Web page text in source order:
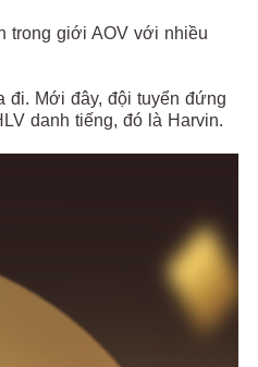
trong giới AOV với nhiều
đi. Mới đây, đội tuyển đứng
danh tiếng, đó là Harvin.